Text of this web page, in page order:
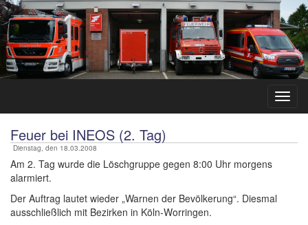
Feuer bei INEOS (2. Tag)
Dienstag, den 18.03.2008
Am 2. Tag wurde die Löschgruppe gegen 8:00 Uhr morgens
alarmiert.
Der Auftrag lautet wieder „Warnen der Bevölkerung“. Diesmal
ausschließlich mit Bezirken in Köln-Worringen.